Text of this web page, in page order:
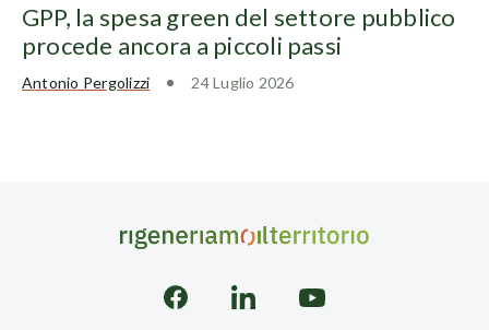
GPP, la spesa green del settore pubblico
procede ancora a piccoli passi
Antonio Pergolizzi 24 Luglio 2026